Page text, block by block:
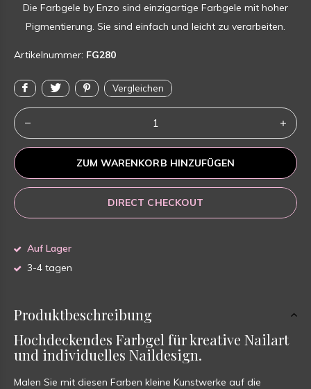
Die Farbgele by Enzo sind einzigartige Farbgele mit hoher
Pigmentierung. Sie sind einfach und leicht zu verarbeiten.
Artikelnummer: FG280
Vergleichen
ZUM WARENKORB HINZUFÜGEN
DIRECT CHECKOUT
Auf Lager
3-4 tagen
Produktbeschreibung
Hochdeckendes Farbgel für kreative Nailart
und individuelles Naildesign.
Malen Sie mit diesen Farben kleine Kunstwerke auf die